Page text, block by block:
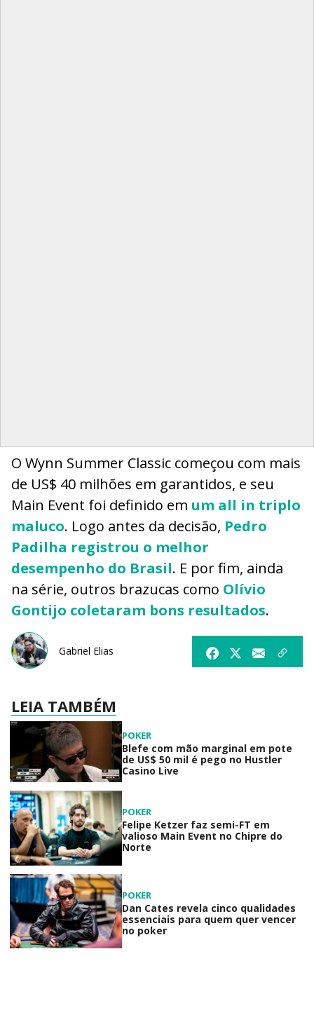
O Wynn Summer Classic começou com mais
de US$ 40 milhões em garantidos, e seu
Main Event foi definido em um all in triplo
maluco. Logo antes da decisão, Pedro
Padilha registrou o melhor
desempenho do Brasil. E por fim, ainda
na série, outros brazucas como Olívio
Gontijo coletaram bons resultados.
Gabriel Elias
LEIA TAMBÉM
POKER
Blefe com mão marginal em pote
de US$ 50 mil é pego no Hustler
Casino Live
POKER
Felipe Ketzer faz semi-FT em
valioso Main Event no Chipre do
Norte
POKER
Dan Cates revela cinco qualidades
essenciais para quem quer vencer
no poker